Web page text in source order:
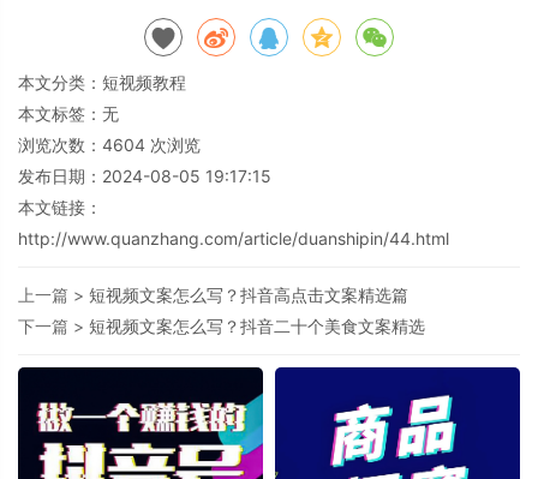
本文分类： 短视频教程
本文标签：无
浏览次数： 4604 次浏览
发布日期：2024-08-05 19:17:15
本文链接：
http://www.quanzhang.com/article/duanshipin/44.html
上一篇 > 短视频文案怎么写？抖音高点击文案精选篇
下一篇 > 短视频文案怎么写？抖音二十个美食文案精选